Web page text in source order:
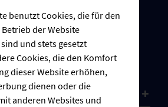
benutzt Cookies, die für den
der Website
und stets gesetzt
Cookies, die den Komfort
dieser Website erhöhen,
dienen oder die
anderen Websites und